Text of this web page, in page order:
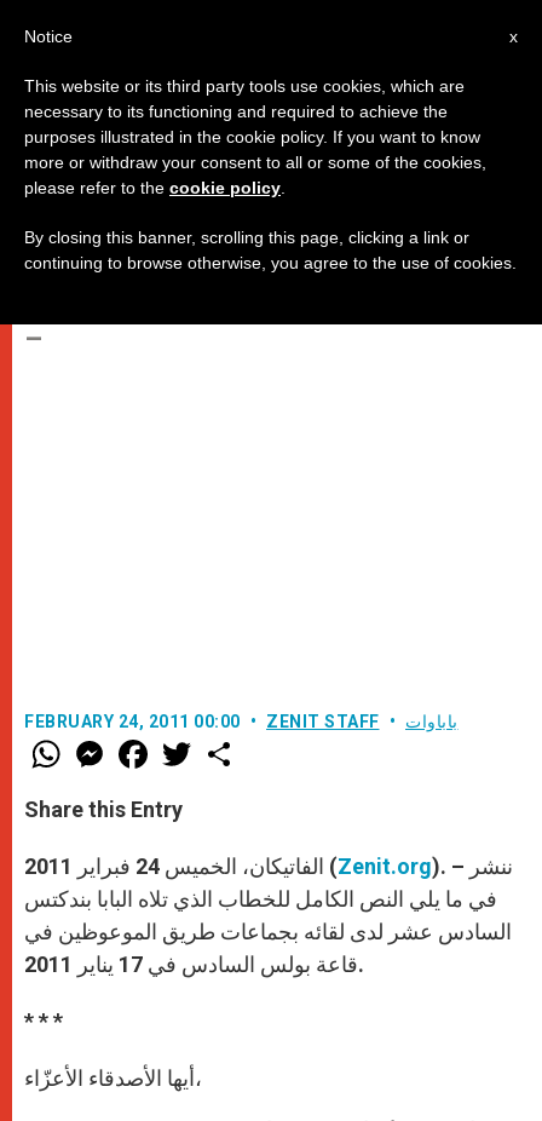
خطاب البابا إلى جماعات طريق
الموعوظين المجتمعة في قاعة بولس
السادس
–
FEBRUARY 24, 2011 00:00 ZENIT STAFF باباوات
W
h
t
s
p
p
M
e
s
e
g
e
r
F
a
e
b
o
k
w
Share this Entry
الفاتيكان، الخميس 24 فبراير 2011 (Zenit.org). – ننشر
في ما يلي النص الكامل للخطاب الذي تلاه البابا بندكتس
السادس عشر لدى لقائه بجماعات طريق الموعوظين في
قاعة بولس السادس في 17 يناير 2011.
* * *
أيها الأصدقاء الأعزّاء،
x
Notice
This website or its third party tools use cookies, which are
necessary to its functioning and required to achieve the
purposes illustrated in the cookie policy. If you want to know
more or withdraw your consent to all or some of the cookies,
please refer to the cookie policy
By closing this banner, scrolling this page, clicking a link or
continuing to browse otherwise, you agree to the use of cookies.